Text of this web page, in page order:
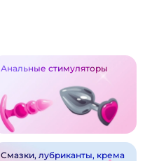
Анальные стимуляторы
Смазки, лубриканты, крема